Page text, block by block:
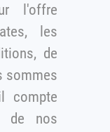
les
de
compte